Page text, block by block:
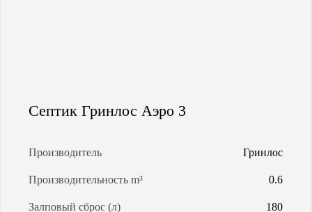
ЗАПРАВКА ГАЗГОЛЬДЕРОВ
КАЛЬКУЛЯТОР ГАЗГОЛЬДЕРА
КАЛЬКУЛЯТОР СЕПТИКОВ
Септик Гринлос Аэро 3
Производитель Гринлос
Производительность m³ 0.6
Залповый сброс (л) 180